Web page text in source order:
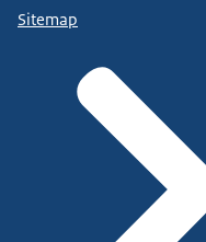
Sitemap